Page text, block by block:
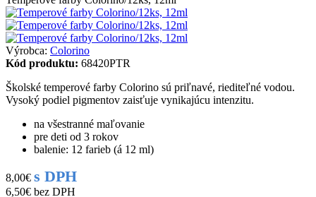
Výrobca: Colorino
Kód produktu: 68420PTR
Školské temperové farby Colorino sú priľnavé, riediteľné vodou.
Vysoký podiel pigmentov zaisťuje vynikajúcu intenzitu.
na všestranné maľovanie
pre deti od 3 rokov
balenie: 12 farieb (á 12 ml)
8,00€ s DPH
6,50€ bez DPH